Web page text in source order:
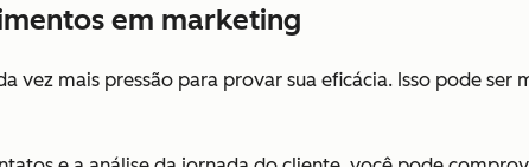
em marketing
vez mais pressão para provar sua eficácia. Isso pode